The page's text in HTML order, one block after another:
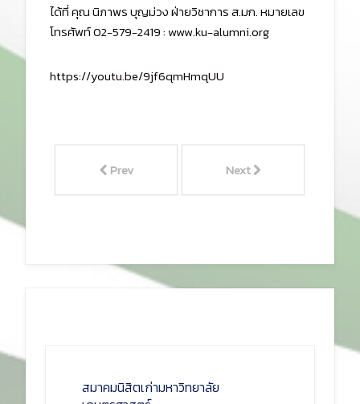
ได้ที่ คุณ นิภาพร บุญม่วง ฝ่ายวิชาการ ส.มก. หมายเลข
โทรศัพท์ 02-579-2419 : www.ku-alumni.org
https://youtu.be/9jf6qmHmqUU
Prev Next
สมาคมนิสิตเก่ามหาวิทยาลัย